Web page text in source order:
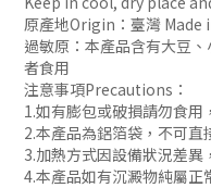
原產地Origin：臺灣 Made
過敏原：本產品含有大豆
者食用
注意事項Precautions：
1.如有膨包或破損請勿食用
2.本產品為鋁箔袋，不可直
3.加熱方式因設備狀況差異
4.本產品如有沉澱物純屬正